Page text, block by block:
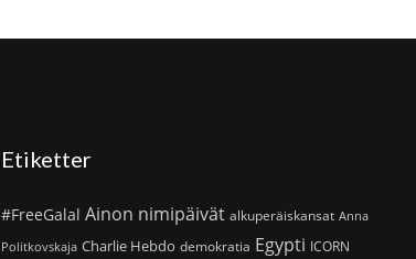
Etiketter
#FreeGalal Ainon nimipäivät alkuperäiskansat Anna
Politkovskaja Charlie Hebdo demokratia Egypti ICORN